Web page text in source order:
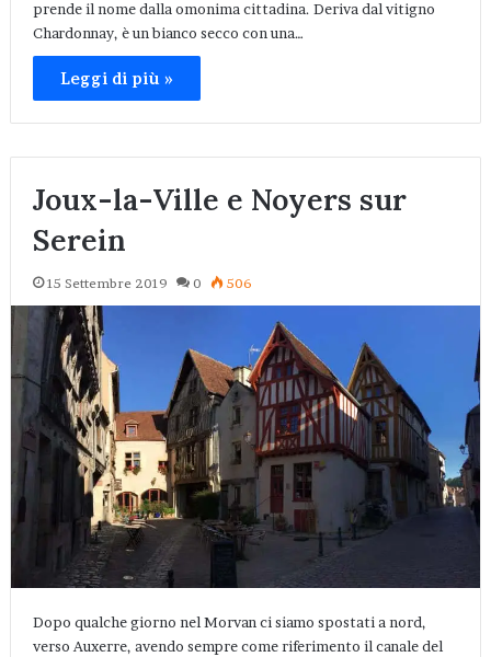
prende il nome dalla omonima cittadina. Deriva dal vitigno
Chardonnay, è un bianco secco con una…
Leggi di più »
Joux-la-Ville e Noyers sur
Serein
15 Settembre 2019 0 506
Dopo qualche giorno nel Morvan ci siamo spostati a nord,
verso Auxerre, avendo sempre come riferimento il canale del